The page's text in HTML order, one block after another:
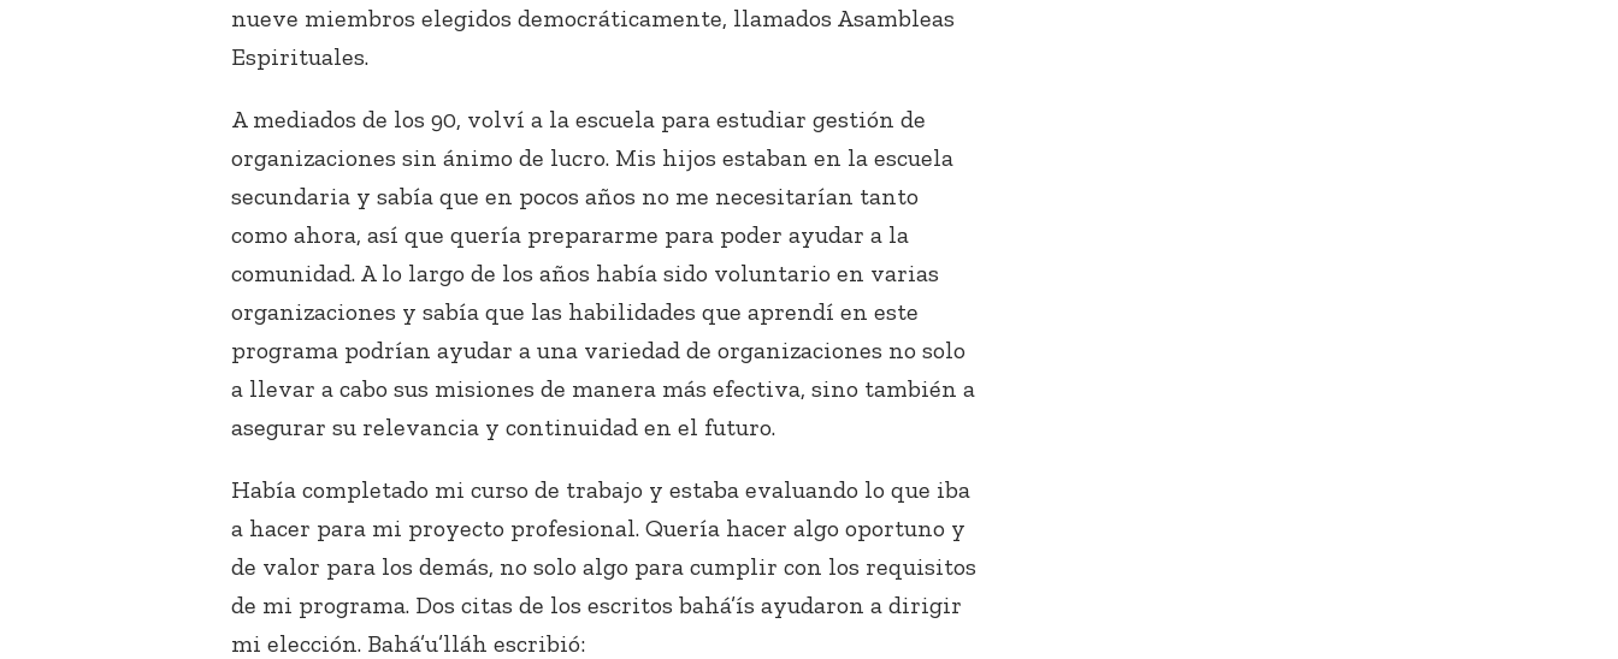
nueve miembros elegidos democráticamente, llamados Asambleas
Espirituales.
A mediados de los 90, volví a la escuela para estudiar gestión de
organizaciones sin ánimo de lucro. Mis hijos estaban en la escuela
secundaria y sabía que en pocos años no me necesitarían tanto
como ahora, así que quería prepararme para poder ayudar a la
comunidad. A lo largo de los años había sido voluntario en varias
organizaciones y sabía que las habilidades que aprendí en este
programa podrían ayudar a una variedad de organizaciones no solo
a llevar a cabo sus misiones de manera más efectiva, sino también a
asegurar su relevancia y continuidad en el futuro.
Había completado mi curso de trabajo y estaba evaluando lo que iba
a hacer para mi proyecto profesional. Quería hacer algo oportuno y
de valor para los demás, no solo algo para cumplir con los requisitos
de mi programa. Dos citas de los escritos bahá’ís ayudaron a dirigir
mi elección. Bahá’u’lláh escribió: